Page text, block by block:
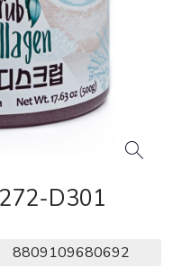
D301
8809109680692